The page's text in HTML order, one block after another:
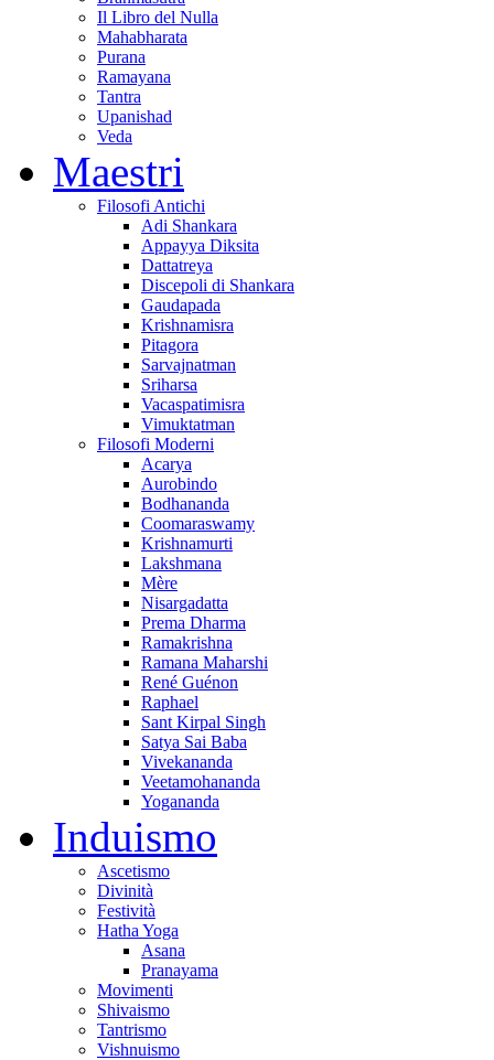
Il Libro del Nulla
Mahabharata
Purana
Ramayana
Tantra
Upanishad
Veda
Maestri
Filosofi Antichi
Adi Shankara
Appayya Diksita
Dattatreya
Discepoli di Shankara
Gaudapada
Krishnamisra
Pitagora
Sarvajnatman
Sriharsa
Vacaspatimisra
Vimuktatman
Filosofi Moderni
Acarya
Aurobindo
Bodhananda
Coomaraswamy
Krishnamurti
Lakshmana
Mère
Nisargadatta
Prema Dharma
Ramakrishna
Ramana Maharshi
René Guénon
Raphael
Sant Kirpal Singh
Satya Sai Baba
Vivekananda
Veetamohananda
Yogananda
Induismo
Ascetismo
Divinità
Festività
Hatha Yoga
Asana
Pranayama
Movimenti
Shivaismo
Tantrismo
Vishnuismo